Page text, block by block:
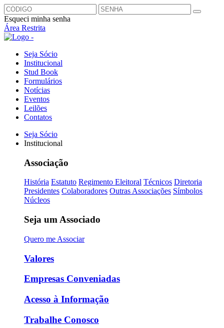
Esqueci minha senha
Área Restrita
Seja Sócio
Institucional
Stud Book
Formulários
Notícias
Eventos
Leilões
Contatos
Seja Sócio
Institucional
Associação
História Estatuto Regimento Eleitoral Técnicos Diretoria
Presidentes Colaboradores Outras Associações Símbolos
Núcleos
Seja um Associado
Quero me Associar
Valores
Empresas Conveniadas
Acesso à Informação
Trabalhe Conosco